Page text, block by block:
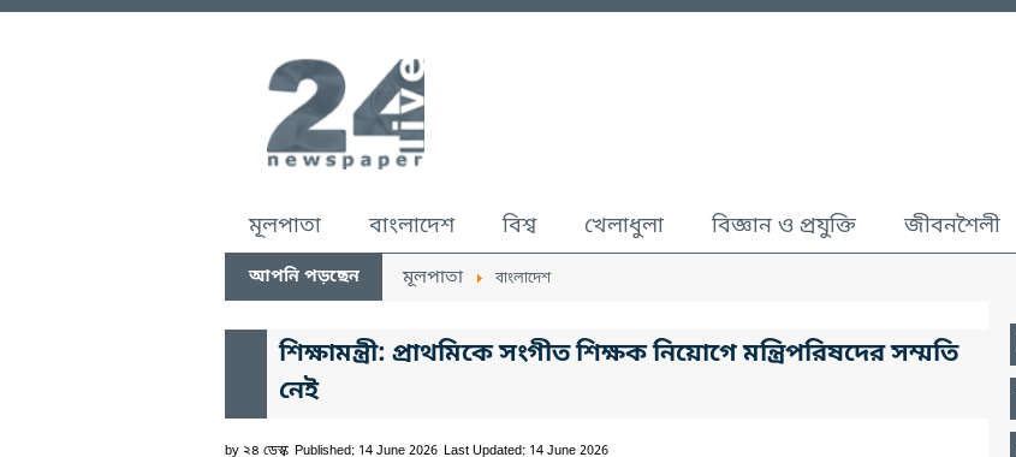
মূলপাতা বাংলাদেশ বিশ্ব খেলাধুলা বিজ্ঞান ও প্রযুক্তি জীবনশৈলী
আপনি পড়ছেন মূলপাতা বাংলাদেশ
শিক্ষামন্ত্রী: প্রাথমিকে সংগীত শিক্ষক নিয়োগে মন্ত্রিপরিষদের সম্মতি
নেই
by ২৪ ডেস্ক Published: 14 June 2026 Last Updated: 14 June 2026